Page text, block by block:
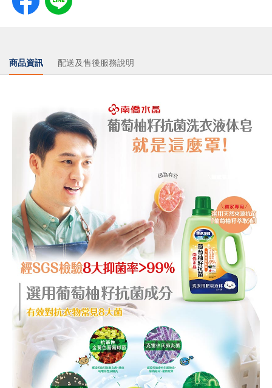
商品資訊 配送及售後服務說明